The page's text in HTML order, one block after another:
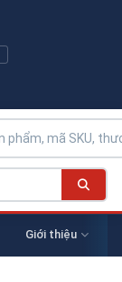
Giới thiệu